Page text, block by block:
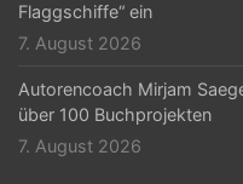
Flaggschiffe“ ein
7. August 2026
Autorencoach Mirjam
über 100 Buchprojekten
7. August 2026